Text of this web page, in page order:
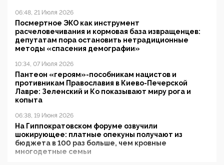
06:48, 21 Июля 2026
Посмертное ЭКО как инструмент
расчеловечивания и кормовая база извращенцев:
депутатам пора остановить нетрадиционные
методы «спасения демографии»
10:34, 07 Июля 2026
Пантеон «героям»-пособникам нацистов и
противникам Православия в Киево-Печерской
Лавре: Зеленский и Ко показывают миру рога и
копыта
06:38, 19 Июня 2026
На Гиппократовском форуме озвучили
шокирующее: платные опекуны получают из
бюджета в 100 раз больше, чем кровные
многодетные семьи